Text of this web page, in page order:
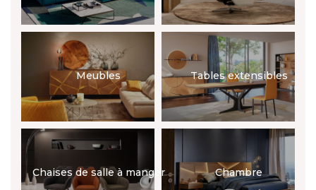
Meubles Tables extensibles
Chaises de salle à manger Chambre